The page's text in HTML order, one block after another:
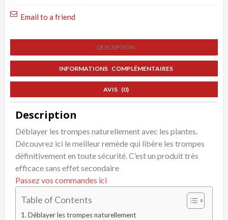
Email to a friend
DESCRIPTION
INFORMATIONS COMPLÉMENTAIRES
AVIS (0)
Description
Déblayer les trompes naturellement avec les plantes.
Découvrez ici le meilleur remède qui libère les trompes
définitivement en toute sécurité. C’est un produit très
efficace sans effet secondaire
Passez vos commandes ici
Table of Contents
Déblayer les trompes naturellement